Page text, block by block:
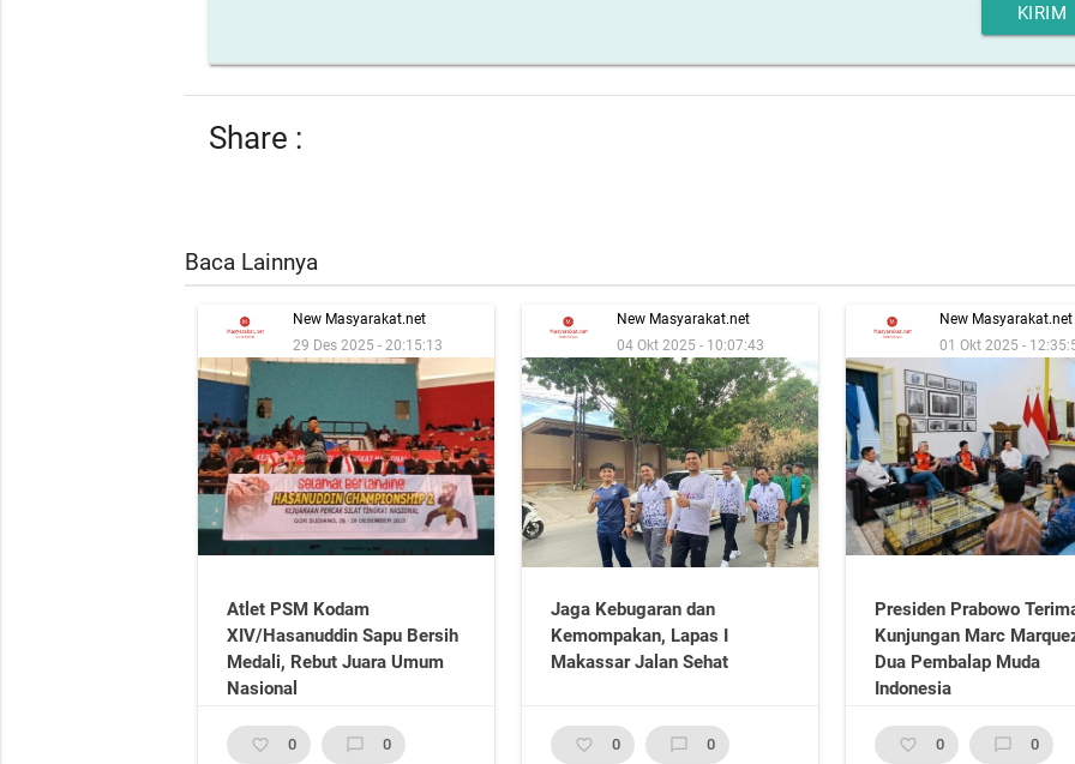
KIRIM
Share :
Baca Lainnya
New Masyarakat.net
29 Des 2025 - 20:15:13
Atlet PSM Kodam
XIV/Hasanuddin Sapu Bersih
Medali, Rebut Juara Umum
Nasional
favorite_border 0 chat_bubble_outline 0
New Masyarakat.net
04 Okt 2025 - 10:07:43
Jaga Kebugaran dan
Kemompakan, Lapas I
Makassar Jalan Sehat
favorite_border 0 chat_bubble_outline 0
New Masyarakat.net
01 Okt 2025 -
Presiden Prabowo
Kunjungan Marc
Dua Pembalap Muda
Indonesia
favorite_border 0 chat_bubble_outline 0